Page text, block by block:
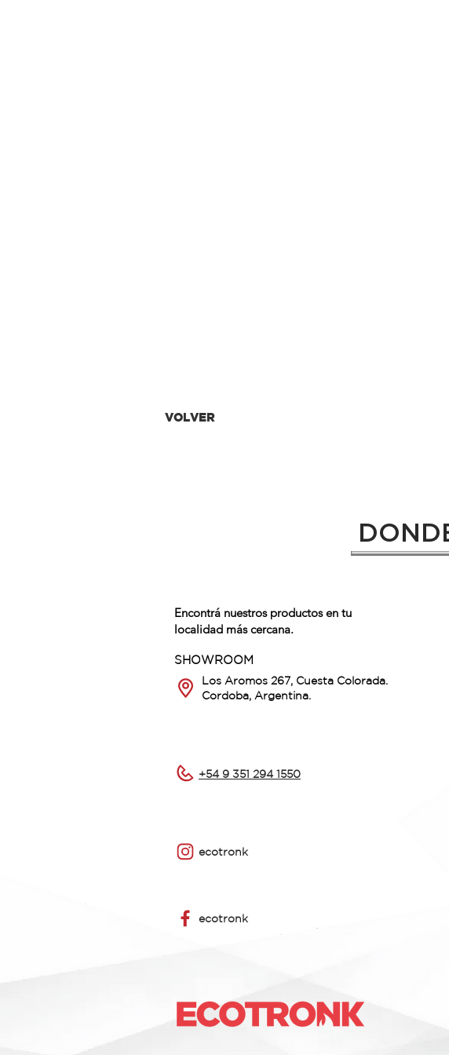
VOLVER
Los Aromos 267, Cuesta Colorada.
Cordoba, Argentina.
+54 9 351 294 1550
ecotronk
ecotronk
Encontrá nuestros productos en tu
localidad más cercana.
SHOWROOM